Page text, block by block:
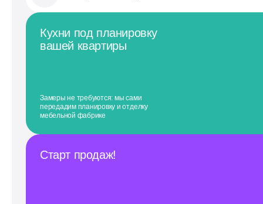
Кухни под планировку
вашей квартиры
Замеры не требуются: мы сами
передадим планировку и отделку
мебельной фабрике
Старт продаж!